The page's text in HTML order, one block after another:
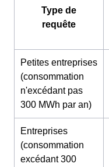
Type de
requête
Petites entreprises
(consommation
n'excédant pas
300 MWh par an)
Entreprises
(consommation
excédant 300